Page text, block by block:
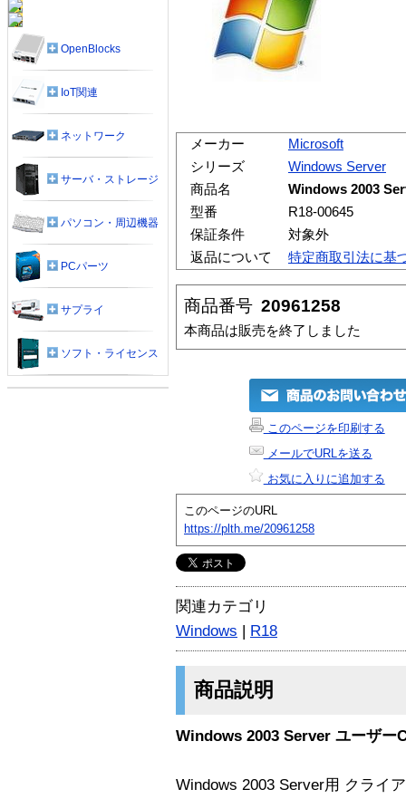
メーカー
Microsoft
シリーズ
Windows Server
商品名
Windows 2003
型番
R18-00645
保証条件
対象外
返品について
特定商取引法に基
商品番号 20961258
本商品は販売を終了しました
このページを印刷する
メールでURLを送る
お気に入りに追加する
このページのURL
https://plth.me/20961258
関連カテゴリ
Windows | R18
商品説明
Windows 2003 Server ユーザー
Windows 2003 Server用 クライ
OpenBlocks
IoT関連
ネットワーク
サーバ・ストレージ
パソコン・周辺機器
PCパーツ
サプライ
ソフト・ライセンス